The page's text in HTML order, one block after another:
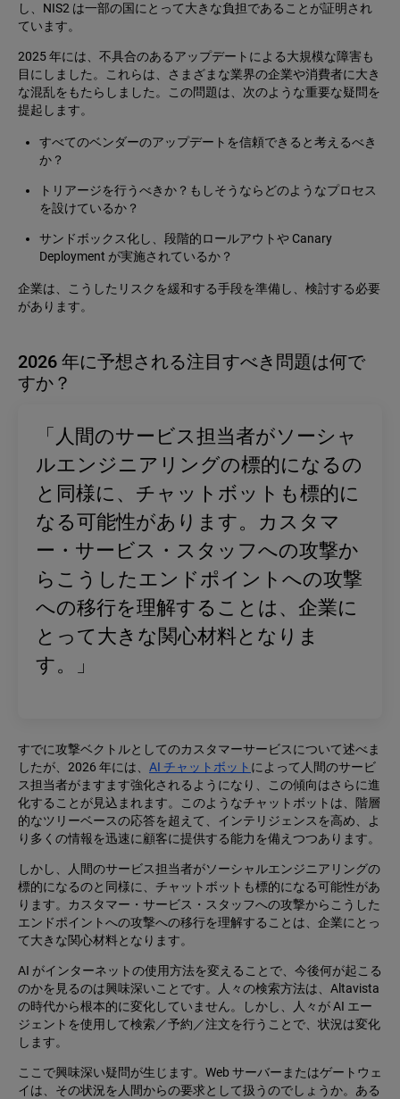
し、NIS2 は一部の国にとって大きな負担であることが証明され
ています。
2025 年には、不具合のあるアップデートによる大規模な障害も
目にしました。これらは、さまざまな業界の企業や消費者に大き
な混乱をもたらしました。この問題は、次のような重要な疑問を
提起します。
すべてのベンダーのアップデートを信頼できると考えるべき
か？
トリアージを行うべきか？もしそうならどのようなプロセス
を設けているか？
サンドボックス化し、段階的ロールアウトや Canary
Deployment が実施されているか？
企業は、こうしたリスクを緩和する手段を準備し、検討する必要
があります。
2026 年に予想される注目すべき問題は何で
すか？
「人間のサービス担当者がソーシャ
ルエンジニアリングの標的になるの
と同様に、チャットボットも標的に
なる可能性があります。カスタマ
ー・サービス・スタッフへの攻撃か
らこうしたエンドポイントへの攻撃
への移行を理解することは、企業に
とって大きな関心材料となりま
す。」
すでに攻撃ベクトルとしてのカスタマーサービスについて述べま
したが、2026 年には、 AI チャットボット によって人間のサービ
ス担当者がますます強化されるようになり、この傾向はさらに進
化することが見込まれます。このようなチャットボットは、階層
的なツリーベースの応答を超えて、インテリジェンスを高め、よ
り多くの情報を迅速に顧客に提供する能力を備えつつあります。
しかし、人間のサービス担当者がソーシャルエンジニアリングの
標的になるのと同様に、チャットボットも標的になる可能性があ
ります。カスタマー・サービス・スタッフへの攻撃からこうした
エンドポイントへの攻撃への移行を理解することは、企業にとっ
て大きな関心材料となります。
AI がインターネットの使用方法を変えることで、今後何が起こる
のかを見るのは興味深いことです。人々の検索方法は、Altavista
の時代から根本的に変化していません。しかし、人々が AI エー
ジェントを使用して検索／予約／注文を行うことで、状況は変化
します。
ここで興味深い疑問が生じます。Web サーバーまたはゲートウェ
イは、その状況を人間からの要求として扱うのでしょうか。ある